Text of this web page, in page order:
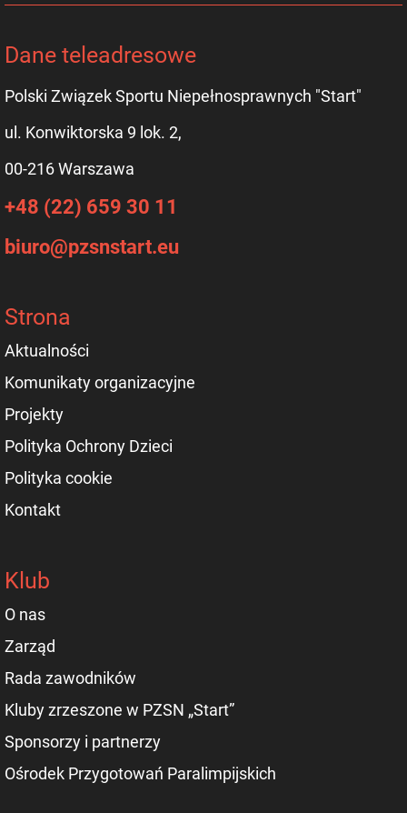
Dane teleadresowe
Polski Związek Sportu Niepełnosprawnych "Start"
ul. Konwiktorska 9 lok. 2,
00-216 Warszawa
+48 (22) 659 30 11
biuro@pzsnstart.eu
Strona
Aktualności
Komunikaty organizacyjne
Projekty
Polityka Ochrony Dzieci
Polityka cookie
Kontakt
Klub
O nas
Zarząd
Rada zawodników
Kluby zrzeszone w PZSN „Start”
Sponsorzy i partnerzy
Ośrodek Przygotowań Paralimpijskich